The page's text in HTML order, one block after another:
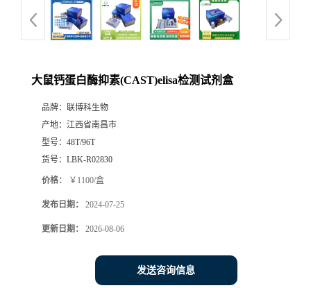
大鼠钙蛋白酶抑素(CAST)elisa检测试剂盒
品牌： 联博科生物
产地： 江西省南昌市
型号： 48T/96T
货号： LBK-R02830
价格： ￥1100/盒
发布日期： 2024-07-25
更新日期： 2026-08-06
发送咨询信息